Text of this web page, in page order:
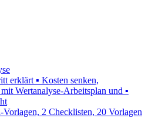
erklärt ▪ Kosten senken,
Wertanalyse-Arbeitsplan und ▪
2 Checklisten, 20 Vorlagen